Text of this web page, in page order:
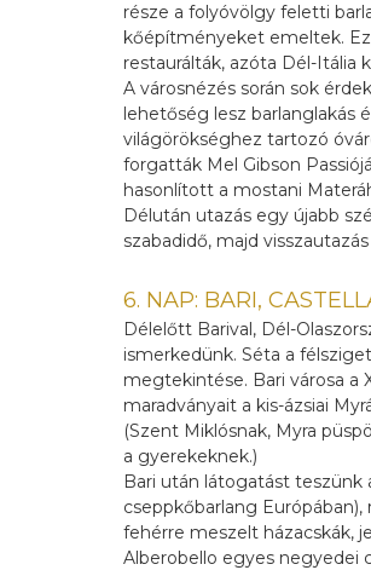
része a folyóvölgy feletti
kőépítményeket emeltek.
restaurálták, azóta Dél-Itália
A városnézés során sok
lehetőség lesz barlanglakás
világörökséghez tartozó
forgatták Mel Gibson
hasonlított a mostani
Délután utazás egy újabb
szabadidő, majd
6. NAP: BARI,
Délelőtt Barival, Dél-
ismerkedünk. Séta a
megtekintése. Bari városa a
maradványait a kis-ázsiai
(Szent Miklósnak, Myra
a gyerekeknek.)
Bari után látogatást teszünk
cseppkőbarlang
fehérre meszelt házacskák,
Alberobello egyes negyedei